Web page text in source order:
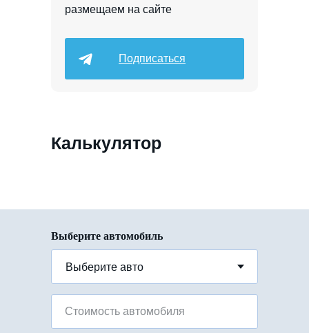
размещаем на сайте
Подписаться
Калькулятор
Выберите автомобиль
Стоимость автомобиля